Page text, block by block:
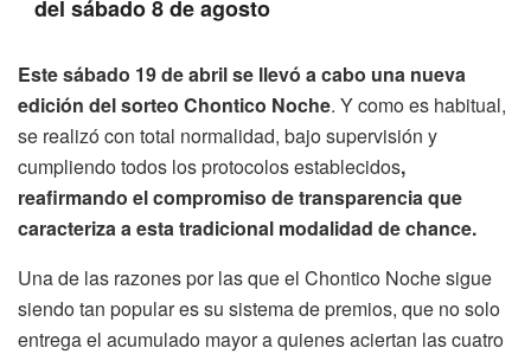
del sábado 8 de agosto
Este sábado 19 de abril se llevó a cabo una nueva
edición del sorteo Chontico Noche. Y como es habitual,
se realizó con total normalidad, bajo supervisión y
cumpliendo todos los protocolos establecidos,
reafirmando el compromiso de transparencia que
caracteriza a esta tradicional modalidad de chance.
Una de las razones por las que el Chontico Noche sigue
siendo tan popular es su sistema de premios, que no solo
entrega el acumulado mayor a quienes aciertan las cuatro